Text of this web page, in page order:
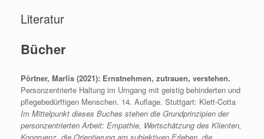
Literatur
Bücher
Pörtner, Marlis (2021): Ernstnehmen, zutrauen, verstehen.
Personzentrierte Haltung im Umgang mit geistig behinderten und
pflegebedürftigen Menschen. 14. Auflage. Stuttgart: Klett-Cotta
Im Mittelpunkt dieses Buches stehen die Grundprinzipien der
personzentrierten Arbeit: Empathie, Wertschätzung des Klienten,